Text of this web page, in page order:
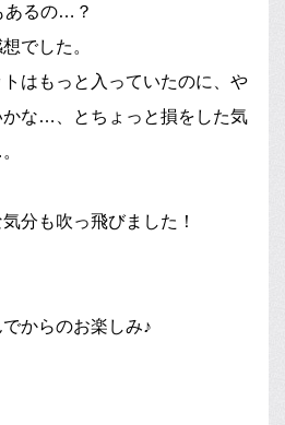
あるの…？
でした。
はもっと入っていたのに、や
かな…、とちょっと損をした気
分も吹っ飛びました！
からのお楽しみ♪